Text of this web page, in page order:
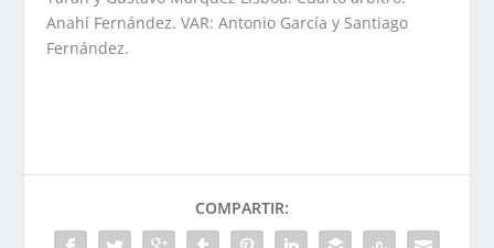
Anahí Fernández. VAR: Antonio García y Santiago
Fernández.
COMPARTIR: